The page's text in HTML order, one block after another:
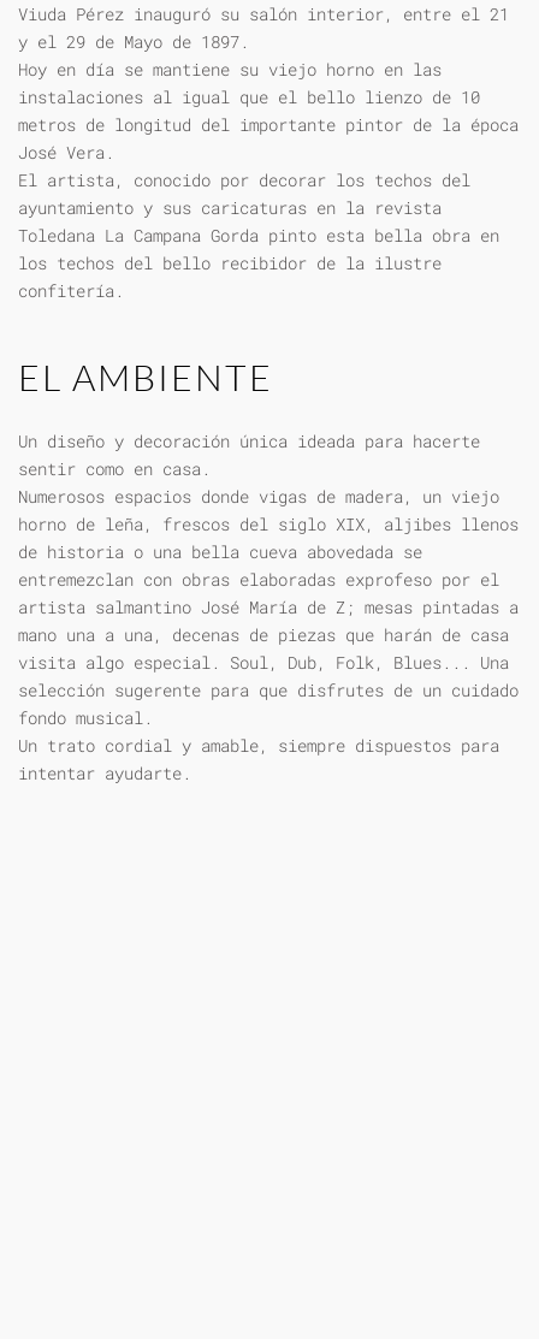
Viuda Pérez inauguró su salón interior, entre el 21
y el 29 de Mayo de 1897.
Hoy en día se mantiene su viejo horno en las
instalaciones al igual que el bello lienzo de 10
metros de longitud del importante pintor de la época
José Vera.
El artista, conocido por decorar los techos del
ayuntamiento y sus caricaturas en la revista
Toledana La Campana Gorda pinto esta bella obra en
los techos del bello recibidor de la ilustre
confitería.
EL AMBIENTE
Un diseño y decoración única ideada para hacerte
sentir como en casa.
Numerosos espacios donde vigas de madera, un viejo
horno de leña, frescos del siglo XIX, aljibes llenos
de historia o una bella cueva abovedada se
entremezclan con obras elaboradas exprofeso por el
artista salmantino José María de Z; mesas pintadas a
mano una a una, decenas de piezas que harán de casa
visita algo especial. Soul, Dub, Folk, Blues... Una
selección sugerente para que disfrutes de un cuidado
fondo musical.
Un trato cordial y amable, siempre dispuestos para
intentar ayudarte.